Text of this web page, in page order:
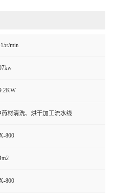
min
药材清洗、烘干加工流水线
800
800